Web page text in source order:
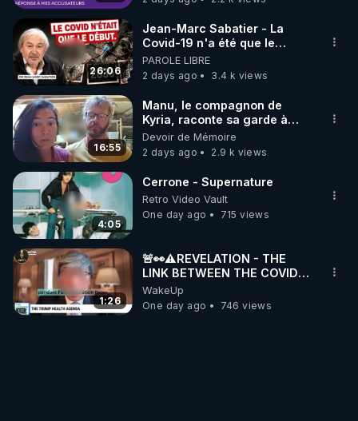
26:06
Jean-Marc Sabatier - La
Covid-19 n'a été que le
début - L'ARNm & l'ARNm-aa
jusqu où auront-t-il ?
PAROLE LIBRE
2 days ago
3.4 k views
16:55
Manu, le compagnon de
Kyria, raconte sa garde à
vue musclée. PARTAGEZ!
Devoir de Mémoire
2 days ago
2.9 k views
4:05
Cerrone - Supernature
Retro Video Vault
One day ago
715 views
1:26
🚨👀⚠️REVELATION - THE
LINK BETWEEN THE COVID
VACCINE AND CANCER -LIEN
VACCIN COVID ET CANCER
WakeUp
One day ago
746 views